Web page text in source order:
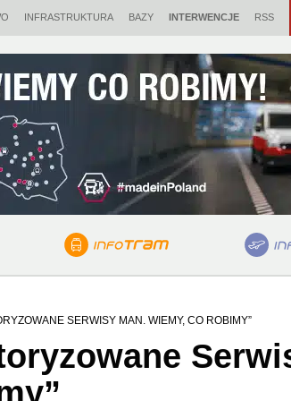
INFRASTRUKTURA BAZY INTERWENCJE RSS
SERWISY MAN. WIEMY, CO ROBIMY”